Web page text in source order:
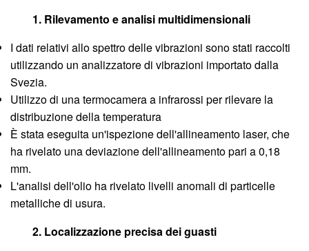
1. Rilevamento e analisi multidimensionali
I dati relativi allo spettro delle vibrazioni sono stati raccolti
utilizzando un analizzatore di vibrazioni importato dalla
Svezia.
Utilizzo di una termocamera a infrarossi per rilevare la
distribuzione della temperatura
È stata eseguita un'ispezione dell'allineamento laser, che
ha rivelato una deviazione dell'allineamento pari a 0,18
mm.
L'analisi dell'olio ha rivelato livelli anomali di particelle
metalliche di usura.
2. Localizzazione precisa dei guasti